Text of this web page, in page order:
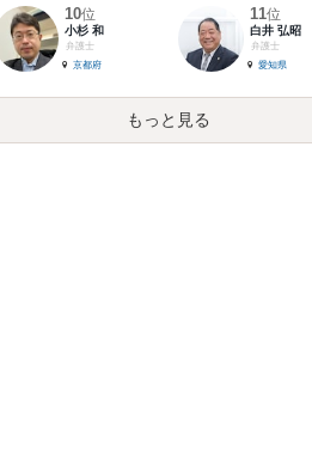
10位
小杉 和
弁護士
京都府
11位
白井 弘昭
弁護士
愛知県
もっと見る